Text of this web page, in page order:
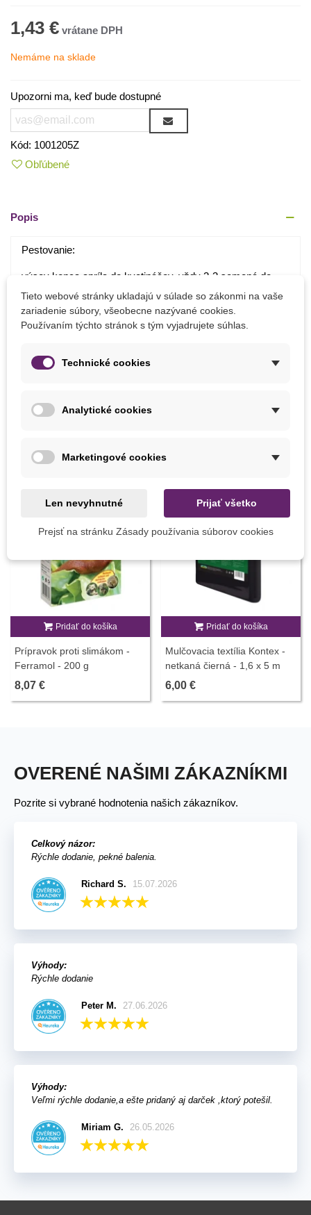
1,43 €
Nemáme na sklade
Upozorni ma, keď bude dostupné
Kód: 1001205Z
Obľúbené
Popis
Pestovanie:
výsev konca apríla do kvetináčov, vždy 2-3 semená do
kvetináča
teplota 20 stupňov
dostatok svetla a vlhka
Detaily produktu
Pridať do košíka
Prípravok proti slimákom -
Ferramol - 200 g
8,07 €
Pridať do košíka
Mulčovacia textília Kontex -
netkaná čierná - 1,6 x 5 m
6,00 €
OVERENÉ NAŠIMI ZÁKAZNÍKMI
Pozrite si vybrané hodnotenia našich zákazníkov.
Celkový názor:
Rýchle dodanie, pekné balenia.
Richard S. 15.07.2026
Výhody:
Rýchle dodanie
Peter M. 27.06.2026
Výhody:
Veľmi rýchle dodanie,a ešte pridaný aj darček ,ktorý potešil.
Miriam G. 26.05.2026
Tieto webové stránky ukladajú v súlade so zákonmi na vaše
zariadenie súbory, všeobecne nazývané cookies.
Používaním týchto stránok s tým vyjadrujete súhlas.
Technické cookies
Analytické cookies
Marketingové cookies
Len nevyhnutné Prijať všetko
Prejsť na stránku Zásady používania súborov cookies